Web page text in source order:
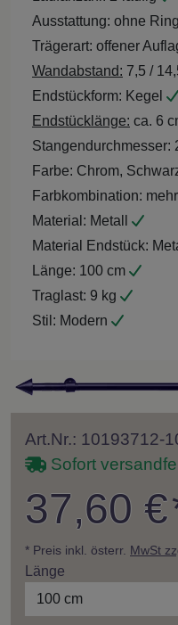
Ausstattung: ohne
Trägerart: offener
Wandabstand: 7,5 /
Endstückform: Kegel
Endstücklänge: ca. 6
Stangendurchmesser:
Farbe: Chrom,
Farbkombination:
Material: Metall
Material Endstück:
Länge: 100 cm
Traglast: 9 kg
Stil: Modern
Art.Nr.: 10193712-
Sofort
37,60 €
* Preis inkl. österr. MwSt
Länge
100 cm